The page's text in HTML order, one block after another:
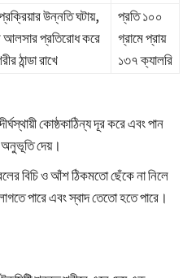
উন্নতি ঘটায়,
আলসার প্রতিরোধ করে
ঠান্ডা রাখে
প্রতি ১০০
গ্রামে প্রায়
১৩৭ ক্যালরি
কোষ্ঠকাঠিন্য দূর করে এবং পান
অনুভূতি দেয়।
বিচি ও আঁশ ঠিকমতো ছেঁকে না নিলে
পারে এবং স্বাদ তেতো হতে পারে।